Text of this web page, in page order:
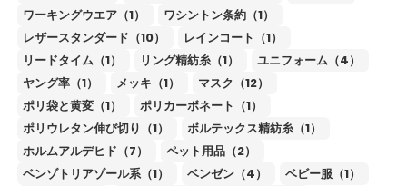
ワーキングウエア（1）
ワシントン条約（1）
レザースタンダード（10）
レインコート（1）
リードタイム（1）
リング精紡糸（1）
ユニフォーム（4）
ヤング率（1）
メッキ（1）
マスク（12）
ポリ袋と黄変（1）
ポリカーボネート（1）
ポリウレタン伸び切り（1）
ボルテックス精紡糸（1）
ホルムアルデヒド（7）
ペット用品（2）
ベンゾトリアゾール系（1）
ベンゼン（4）
ベビー服（1）